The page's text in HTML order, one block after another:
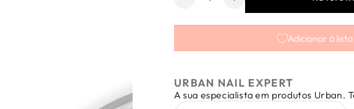
Diminuir
quantidade
Steel
Medium
Rose
Gold
Aumentar
quantidade
Steel
Medium
Rose
Gold
Adicionar à
URBAN NAIL EXPERT
A sua especialista em produtos Urban.